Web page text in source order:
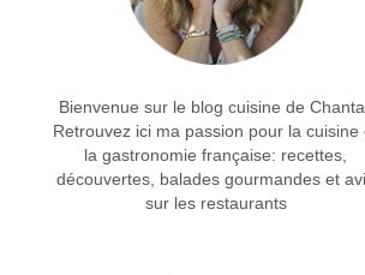
Bienvenue sur le blog cuisine de
Retrouvez ici ma passion pour la cuisine
la gastronomie française: recettes,
découvertes, balades gourmandes et
sur les restaurants